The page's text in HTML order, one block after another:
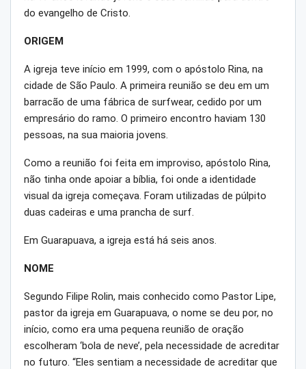
do evangelho de Cristo.
ORIGEM
A igreja teve início em 1999, com o apóstolo Rina, na
cidade de São Paulo. A primeira reunião se deu em um
barracão de uma fábrica de surfwear, cedido por um
empresário do ramo. O primeiro encontro haviam 130
pessoas, na sua maioria jovens.
Como a reunião foi feita em improviso, apóstolo Rina,
não tinha onde apoiar a bíblia, foi onde a identidade
visual da igreja começava. Foram utilizadas de púlpito
duas cadeiras e uma prancha de surf.
Em Guarapuava, a igreja está há seis anos.
NOME
Segundo Filipe Rolin, mais conhecido como Pastor Lipe,
pastor da igreja em Guarapuava, o nome se deu por, no
início, como era uma pequena reunião de oração
escolheram ‘bola de neve’, pela necessidade de acreditar
no futuro. “Eles sentiam a necessidade de acreditar que